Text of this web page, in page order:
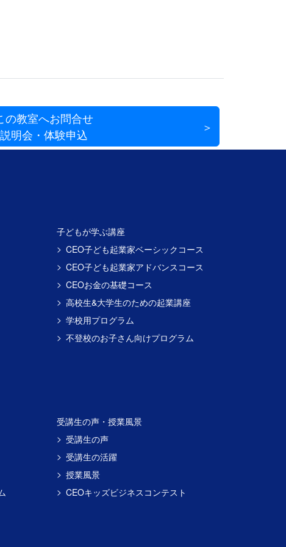
の教室へお問合せ
説明会・体験申込
子どもが学ぶ講座
CEO子ども起業家ベーシックコース
CEO子ども起業家アドバンスコース
CEOお金の基礎コース
高校生&大学生のための起業講座
学校用プログラム
不登校のお子さん向けプログラム
受講生の声・授業風景
受講生の声
受講生の活躍
授業風景
CEOキッズビジネスコンテスト